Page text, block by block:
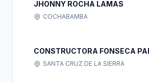
JHONNY ROCHA LAMAS
COCHABAMBA
CONSTRUCTORA FONSECA
SANTA CRUZ DE LA SIERRA